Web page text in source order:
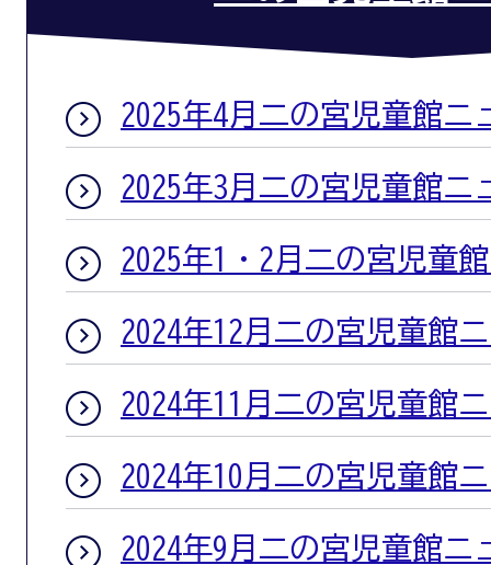
2025年4月二の宮児童館ニ
2025年3月二の宮児童館ニ
2025年1・2月二の宮児童
2024年12月二の宮児童館
2024年11月二の宮児童館
2024年10月二の宮児童館
2024年9月二の宮児童館ニ